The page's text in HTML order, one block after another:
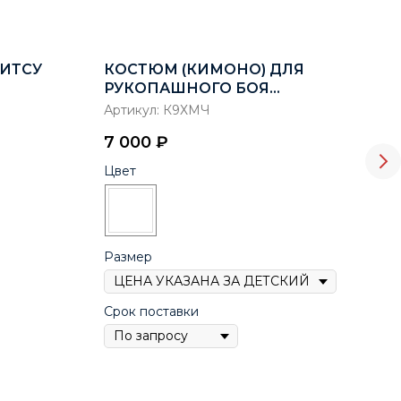
КОСТЮМ (КИМОНО) ДЛЯ
РУКОПАШНОГО БОЯ
"МАСТЕР", ВФРБ РЭЙ-СПОРТ
Артикул: К9ХМЧ
7 000 ₽
Цвет
Размер
Срок поставки